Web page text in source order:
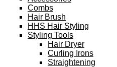
Combs
Hair Brush
HHS Hair Styling
Styling Tools
Hair Dryer
Curling Irons
Straightening